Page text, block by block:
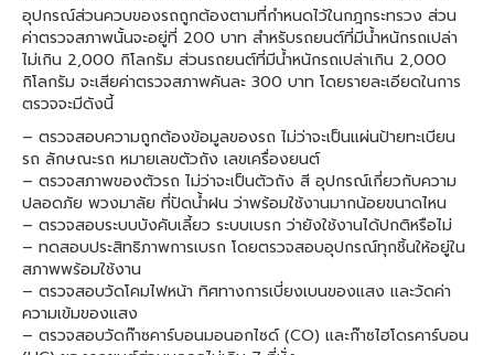
อุปกรณ์ส่วนควบของรถถูกต้องตามที่กำหนดไว้ในกฎกระทรวง ส่วน
ค่าตรวจสภาพนั้นจะอยู่ที่ 200 บาท สำหรับรถยนต์ที่มีน้ำหนักรถเปล่า
ไม่เกิน 2,000 กิโลกรัม ส่วนรถยนต์ที่มีน้ำหนักรถเปล่าเกิน 2,000
กิโลกรัม จะเสียค่าตรวจสภาพคันละ 300 บาท โดยรายละเอียดในการ
ตรวจจะมีดังนี้
– ตรวจสอบความถูกต้องข้อมูลของรถ ไม่ว่าจะเป็นแผ่นป้ายทะเบียน
รถ ลักษณะรถ หมายเลขตัวถัง เลขเครื่องยนต์
– ตรวจสภาพของตัวรถ ไม่ว่าจะเป็นตัวถัง สี อุปกรณ์เกี่ยวกับความ
ปลอดภัย พวงมาลัย ที่ปัดน้ำฝน ว่าพร้อมใช้งานมากน้อยขนาดไหน
– ตรวจสอบระบบบังคับเลี้ยว ระบบเบรก ว่ายังใช้งานได้ปกติหรือไม่
– ทดสอบประสิทธิภาพการเบรก โดยตรวจสอบอุปกรณ์ทุกชิ้นให้อยู่ใน
สภาพพร้อมใช้งาน
– ตรวจสอบวัดโคมไฟหน้า ทิศทางการเบี่ยงเบนของแสง และวัดค่า
ความเข้มของแสง
– ตรวจสอบวัดก๊าซคาร์บอนมอนอกไซด์ (CO) และก๊าซไฮโดรคาร์บอน